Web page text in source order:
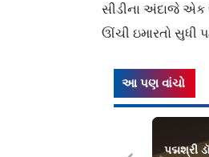
સીડીના અંદાજે એક
ઊંચી ઇમારતો સુધી
આ પણ વાંચો
પદ્મશ્રી